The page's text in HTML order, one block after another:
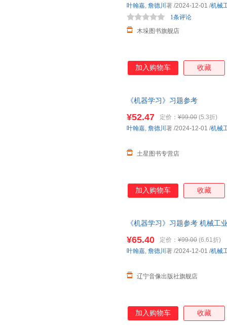
木垛图书旗舰店
1条评论
叶翰嘉, 詹德川 著 /2024-12-01 /机械
加入购物车 收藏
《机器学习》习题参考
¥52.47 定价： ¥99.00 (5.3折)
土星图书专营店
叶翰嘉, 詹德川 著 /2024-12-01 /机械
加入购物车 收藏
《机器学习》习题参考 机械工
¥65.40 定价： ¥99.00 (6.61折)
辽宁音像出版社旗舰店
叶翰嘉, 詹德川 著 /2024-12-01 /机械
加入购物车 收藏